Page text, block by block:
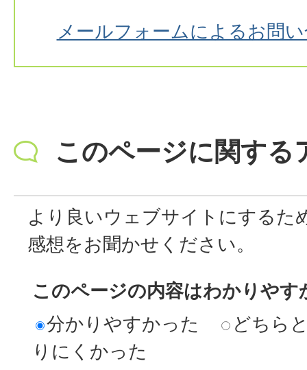
メールフォームによるお問
このページに関する
より良いウェブサイトにするた
感想をお聞かせください。
このページの内容はわかりやす
分かりやすかった
どちら
りにくかった